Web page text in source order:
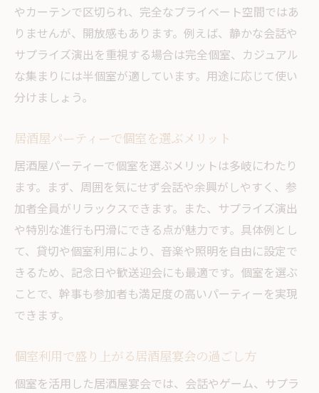
やカーテンで区切られ、完全なプライベート空間ではあ
りませんが、開放感もあります。例えば、静かな会話や
サプライズ演出を重視する場合は完全個室、カジュアル
な集まりには半個室が適しています。用途に応じて使い
分けましょう。
居酒屋パーティーで個室を選ぶメリット
居酒屋パーティーで個室を選ぶメリットは多岐にわたり
ます。まず、周囲を気にせず会話や余興がしやすく、参
加者全員がリラックスできます。また、サプライズ演出
や特別な進行も円滑にできる点が魅力です。具体例とし
て、貸切や個室利用により、音楽や照明を自由に設定で
きるため、記念日や歓送迎会にも最適です。個室を選ぶ
ことで、幹事も参加者も満足度の高いパーティーを実現
できます。
個室利用で盛り上がる居酒屋宴会の過ごし方
個室を活用した居酒屋宴会では、会話やゲーム、サプラ